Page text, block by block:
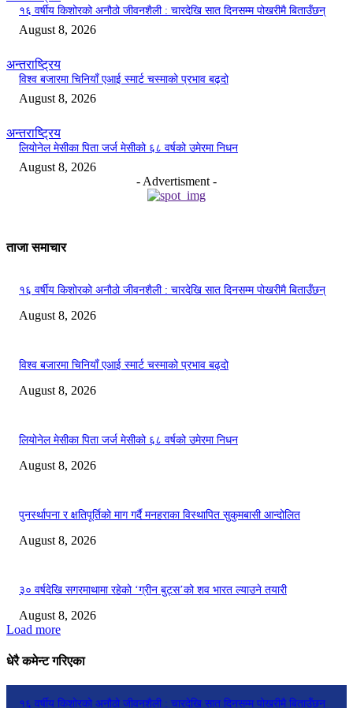
१६ वर्षीय किशोरको अनौठो जीवनशैली : चारदेखि सात दिनसम्म पोखरीमै बिताउँछन्
August 8, 2026
अन्तराष्ट्रिय
विश्व बजारमा चिनियाँ एआई स्मार्ट चस्माको प्रभाव बढ्दो
August 8, 2026
अन्तराष्ट्रिय
लियोनेल मेसीका पिता जर्ज मेसीको ६८ वर्षको उमेरमा निधन
August 8, 2026
- Advertisment -
ताजा समाचार
१६ वर्षीय किशोरको अनौठो जीवनशैली : चारदेखि सात दिनसम्म पोखरीमै बिताउँछन्
August 8, 2026
विश्व बजारमा चिनियाँ एआई स्मार्ट चस्माको प्रभाव बढ्दो
August 8, 2026
लियोनेल मेसीका पिता जर्ज मेसीको ६८ वर्षको उमेरमा निधन
August 8, 2026
पुनर्स्थापना र क्षतिपूर्तिको माग गर्दै मनहराका विस्थापित सुकुमबासी आन्दोलित
August 8, 2026
३० वर्षदेखि सगरमाथामा रहेको ‘ग्रीन बुट्स’को शव भारत ल्याउने तयारी
August 8, 2026
Load more
धेरै कमेन्ट गरिएका
१६ वर्षीय किशोरको अनौठो जीवनशैली : चारदेखि सात दिनसम्म पोखरीमै बिताउँछन्